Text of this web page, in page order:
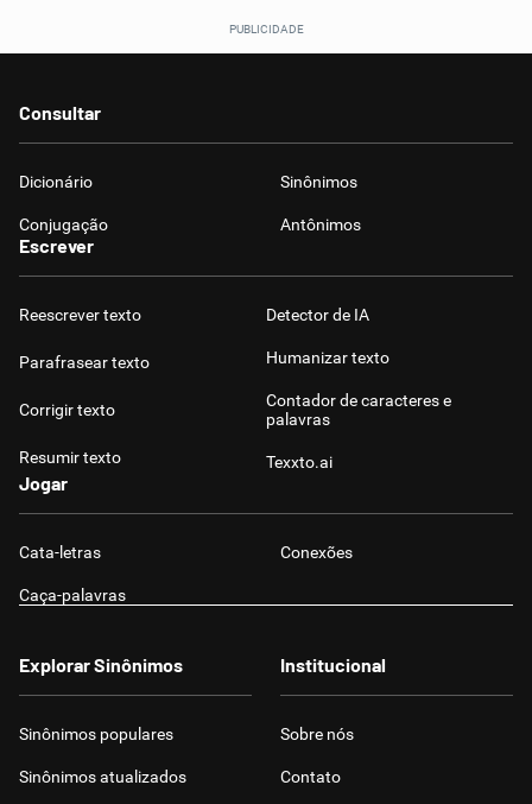
Consultar
Dicionário Sinônimos
Conjugação Antônimos
Escrever
Reescrever texto
Parafrasear texto
Corrigir texto
Resumir texto
Detector de IA
Humanizar texto
Contador de caracteres e
palavras
Texxto.ai
Jogar
Cata-letras Conexões
Caça-palavras
Explorar Sinônimos
Sinônimos populares
Sinônimos atualizados
Institucional
Sobre nós
Contato